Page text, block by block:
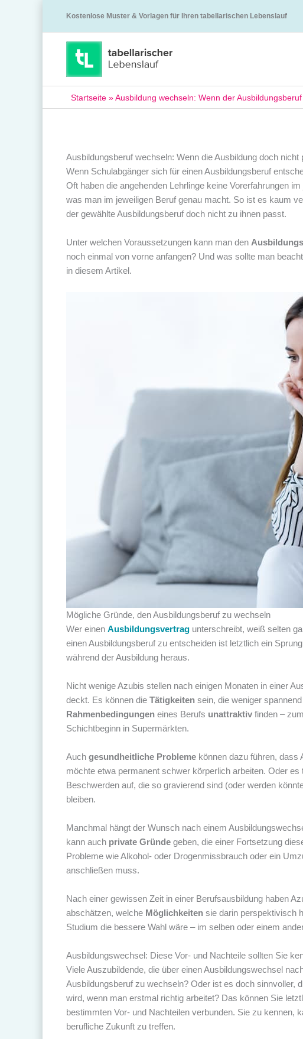
Kostenlose Muster & Vorlagen für Ihren tabellarischen Lebenslauf
Startseite »Ausbildung wechseln: Wenn der
Ausbildungsberuf wechseln: Wenn die Ausbildung doch nicht
Wenn Schulabgänger sich für einen Ausbildungsberuf
Oft haben die angehenden Lehrlinge keine Vorerfahrungen
was man im jeweiligen Beruf genau macht. So ist es kaum
der gewählte Ausbildungsberuf doch nicht zu ihnen passt.
Unter welchen Voraussetzungen kann man den
noch einmal von vorne anfangen? Und was sollte man
in diesem Artikel.
Mögliche Gründe, den Ausbildungsberuf zu wechseln
Wer einen Ausbildungsvertrag unterschreibt, weiß selten
einen Ausbildungsberuf zu entscheiden ist letztlich ein
während der Ausbildung heraus.
Nicht wenige Azubis stellen nach einigen Monaten in einer
deckt. Es können die Tätigkeiten sein, die weniger
Rahmenbedingungen eines Berufs unattraktiv finden –
Schichtbeginn in Supermärkten.
Auch gesundheitliche Probleme können dazu führen, dass
möchte etwa permanent schwer körperlich arbeiten. Oder
Beschwerden auf, die so gravierend sind (oder werden
bleiben.
Manchmal hängt der Wunsch nach einem
kann auch private Gründe geben, die einer Fortsetzung
Probleme wie Alkohol- oder Drogenmissbrauch oder ein
anschließen muss.
Nach einer gewissen Zeit in einer Berufsausbildung haben
abschätzen, welche Möglichkeiten sie darin perspektivisch
Studium die bessere Wahl wäre – im selben oder einem
Ausbildungswechsel: Diese Vor- und Nachteile sollten Sie
Viele Auszubildende, die über einen Ausbildungswechsel
Ausbildungsberuf zu wechseln? Oder ist es doch sinnvoller,
wird, wenn man erstmal richtig arbeitet? Das können Sie
bestimmten Vor- und Nachteilen verbunden. Sie zu kennen,
berufliche Zukunft zu treffen.